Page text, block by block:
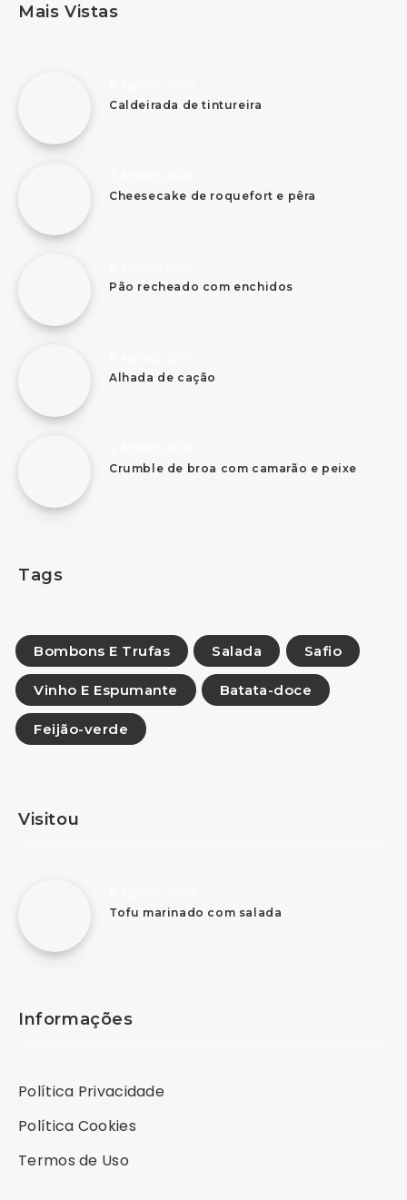
Mais Vistas
Caldeirada de tintureira
Cheesecake de roquefort e pêra
Pão recheado com enchidos
Alhada de cação
Crumble de broa com camarão e peixe
Tags
Bombons E Trufas Salada Safio
Vinho E Espumante Batata-doce
Feijão-verde
Visitou
Tofu marinado com salada
Informações
Política Privacidade
Política Cookies
Termos de Uso